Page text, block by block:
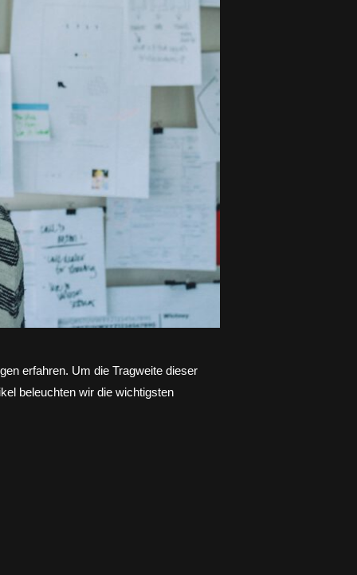
erfahren. Um die Tragweite dieser
beleuchten wir die wichtigsten